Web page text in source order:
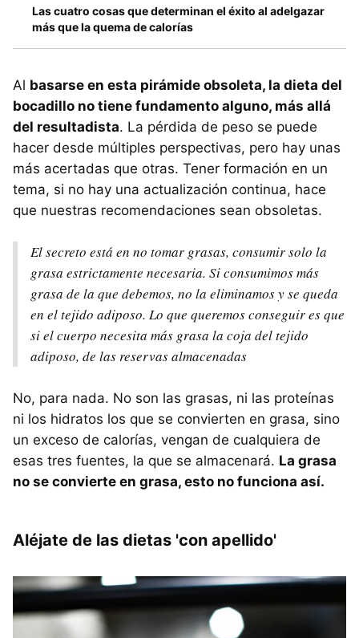
Las cuatro cosas que determinan el éxito al adelgazar
más que la quema de calorías
Al basarse en esta pirámide obsoleta, la dieta del
bocadillo no tiene fundamento alguno, más allá
del resultadista. La pérdida de peso se puede
hacer desde múltiples perspectivas, pero hay unas
más acertadas que otras. Tener formación en un
tema, si no hay una actualización continua, hace
que nuestras recomendaciones sean obsoletas.
El secreto está en no tomar grasas, consumir solo la
grasa estrictamente necesaria. Si consumimos más
grasa de la que debemos, no la eliminamos y se queda
en el tejido adiposo. Lo que queremos conseguir es que
si el cuerpo necesita más grasa la coja del tejido
adiposo, de las reservas almacenadas
No, para nada. No son las grasas, ni las proteínas
ni los hidratos los que se convierten en grasa, sino
un exceso de calorías, vengan de cualquiera de
esas tres fuentes, la que se almacenará. La grasa
no se convierte en grasa, esto no funciona así.
Aléjate de las dietas 'con apellido'